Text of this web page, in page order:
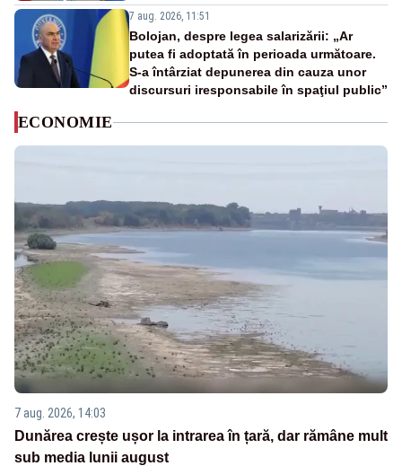
7 aug. 2026, 11:51
Bolojan, despre legea salarizării: „Ar
putea fi adoptată în perioada următoare.
S-a întârziat depunerea din cauza unor
discursuri iresponsabile în spaţiul public”
ECONOMIE
7 aug. 2026, 14:03
Dunărea crește ușor la intrarea în țară, dar rămâne mult
sub media lunii august